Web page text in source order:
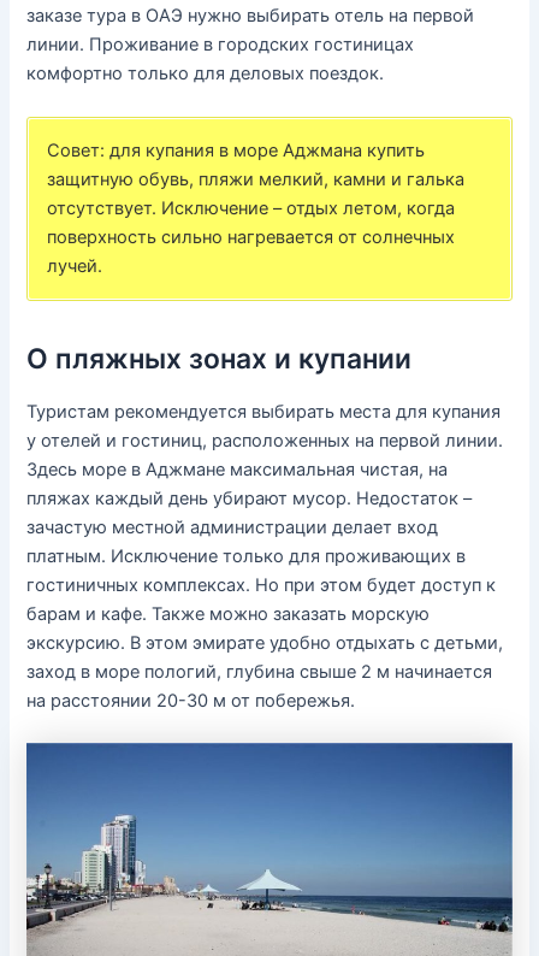
заказе тура в ОАЭ нужно выбирать отель на первой
линии. Проживание в городских гостиницах
комфортно только для деловых поездок.
Совет: для купания в море Аджмана купить
защитную обувь, пляжи мелкий, камни и галька
отсутствует. Исключение – отдых летом, когда
поверхность сильно нагревается от солнечных
лучей.
О пляжных зонах и купании
Туристам рекомендуется выбирать места для купания
у отелей и гостиниц, расположенных на первой линии.
Здесь море в Аджмане максимальная чистая, на
пляжах каждый день убирают мусор. Недостаток –
зачастую местной администрации делает вход
платным. Исключение только для проживающих в
гостиничных комплексах. Но при этом будет доступ к
барам и кафе. Также можно заказать морскую
экскурсию. В этом эмирате удобно отдыхать с детьми,
заход в море пологий, глубина свыше 2 м начинается
на расстоянии 20-30 м от побережья.